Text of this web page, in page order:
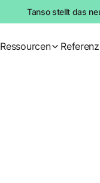
Tanso stellt das
Ressourcen